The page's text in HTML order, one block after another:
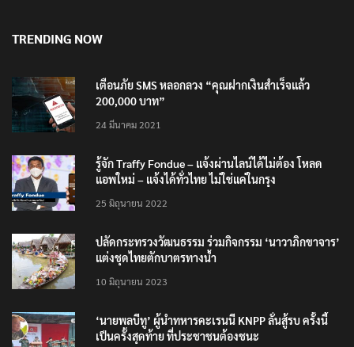
TRENDING NOW
เตือนภัย SMS หลอกลวง “คุณฝากเงินสำเร็จแล้ว
200,000 บาท”
24 มีนาคม 2021
รู้จัก Traffy Fondue – แจ้งผ่านไลน์ได้ไม่ต้อง โหลด
แอพใหม่ – แจ้งได้ทั่วไทย ไม่ใช่แค่ในกรุง
25 มิถุนายน 2022
ปลัดกระทรวงวัฒนธรรม ร่วมกิจกรรม ‘นาวาภิกขาจาร’
แต่งชุดไทยตักบาตรทางน้ำ
10 มิถุนายน 2023
‘นายพลบีทู’ ผู้นำทหารคะเรนนี KNPP ลั่นสู้รบ ครั้งนี้
เป็นครั้งสุดท้าย ที่ประชาชนต้องชนะ